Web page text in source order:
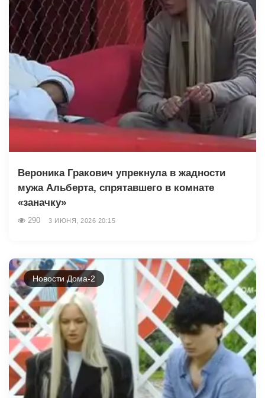
Вероника Гракович упрекнула в жадности
мужа Альберта, спрятавшего в комнате
«заначку»
290 3 ИЮНЯ, 2026 20:15
Новости Дома-2